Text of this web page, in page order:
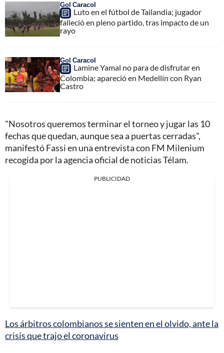
Gol Caracol
Luto en el fútbol de Tailandia; jugador
falleció en pleno partido, tras impacto de un
rayo
Gol Caracol
Lamine Yamal no para de disfrutar en
Colombia; apareció en Medellín con Ryan
Castro
"Nosotros queremos terminar el torneo y jugar las 10
fechas que quedan, aunque sea a puertas cerradas",
manifestó Fassi en una entrevista con FM Milenium
recogida por la agencia oficial de noticias Télam.
PUBLICIDAD
Los árbitros colombianos se sienten en el olvido, ante la
crisis que trajo el coronavirus